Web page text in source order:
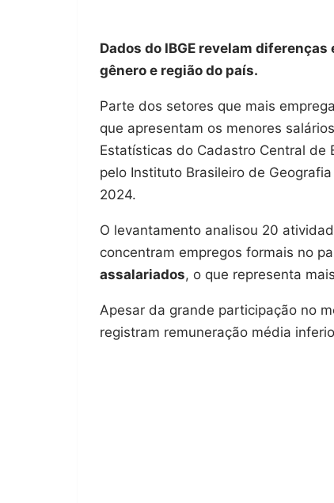
Dados do IBGE revelam
gênero e região do país.
Parte dos setores que mais
que apresentam os menores
Estatísticas do Cadastro Central de
pelo Instituto Brasileiro de
2024.
O levantamento analisou 20
concentram empregos formais no
assalariados, o que representa
Apesar da grande participação no
registram remuneração média